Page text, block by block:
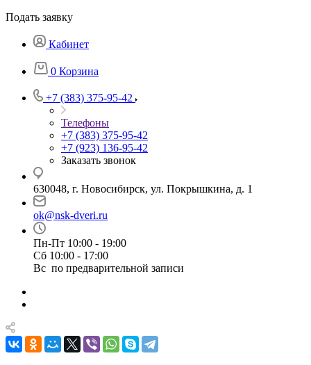
Подать заявку
Кабинет
0 Корзина
+7 (383) 375-95-42
Телефоны
+7 (383) 375-95-42
+7 (923) 136-95-42
Заказать звонок
630048, г. Новосибирск, ул. Покрышкина, д. 1
ok@nsk-dveri.ru
Пн-Пт 10:00 - 19:00
Сб 10:00 - 17:00
Вс по предварительной записи